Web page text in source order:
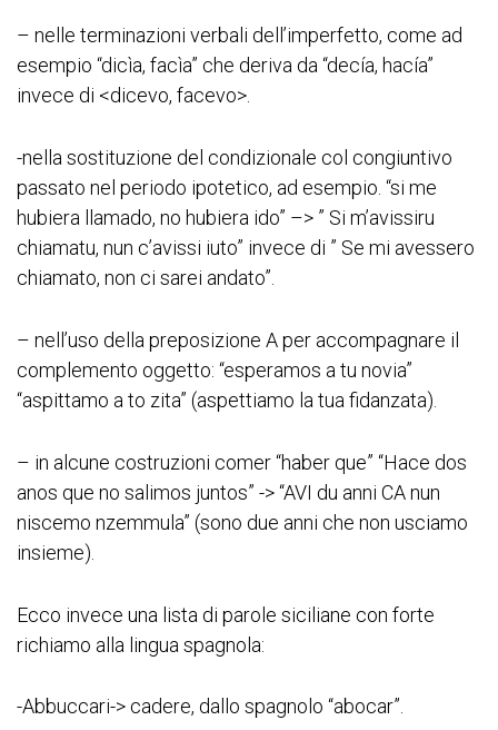
– nelle terminazioni verbali dell’imperfetto, come ad
esempio “dicìa, facìa” che deriva da “decía, hacía”
invece di <dicevo, facevo>.
-nella sostituzione del condizionale col congiuntivo
passato nel periodo ipotetico, ad esempio. “si me
hubiera llamado, no hubiera ido” –> ” Si m’avissiru
chiamatu, nun c’avissi iuto” invece di ” Se mi avessero
chiamato, non ci sarei andato”.
– nell’uso della preposizione A per accompagnare il
complemento oggetto: “esperamos a tu novia”
“aspittamo a to zita” (aspettiamo la tua fidanzata).
– in alcune costruzioni comer “haber que” “Hace dos
anos que no salimos juntos” -> “AVI du anni CA nun
niscemo nzemmula” (sono due anni che non usciamo
insieme).
Ecco invece una lista di parole siciliane con forte
richiamo alla lingua spagnola:
-Abbuccari-> cadere, dallo spagnolo “abocar”.